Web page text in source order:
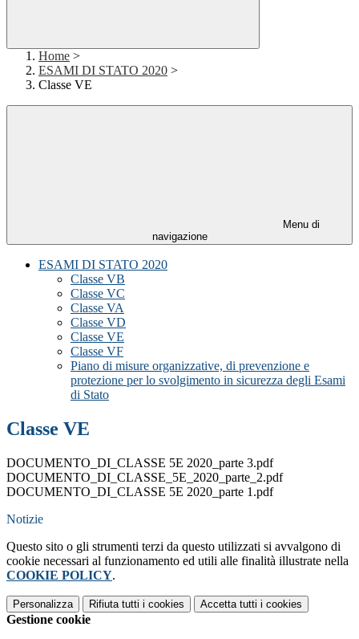
Home >
ESAMI DI STATO 2020 >
Classe VE
Menu di
navigazione
ESAMI DI STATO 2020
Classe VB
Classe VC
Classe VA
Classe VD
Classe VE
Classe VF
Piano di misure organizzative, di prevenzione e
protezione per lo svolgimento in sicurezza degli Esami
di Stato
Classe VE
DOCUMENTO_DI_CLASSE 5E 2020_parte 3.pdf
DOCUMENTO_DI_CLASSE_5E_2020_parte_2.pdf
DOCUMENTO_DI_CLASSE 5E 2020_parte 1.pdf
Notizie
Questo sito o gli strumenti terzi da questo utilizzati si avvalgono di
cookie necessari al funzionamento ed utili alle finalità illustrate nella
COOKIE POLICY.
Personalizza Rifiuta tutti i cookies Accetta tutti i cookies
Gestione cookie